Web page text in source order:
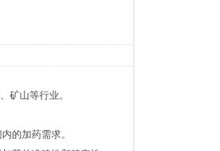
矿山等行业。
的加药需求。